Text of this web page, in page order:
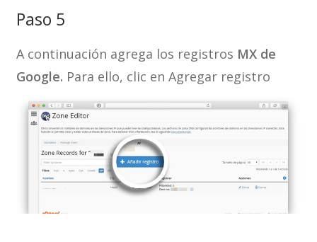
Paso 5
A continuación agrega los registros MX de
Google. Para ello, clic en Agregar registro